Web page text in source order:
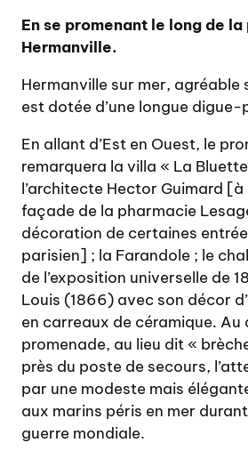
En se promenant le long de
Hermanville.
Hermanville sur mer,
est dotée d’une longue digue-
En allant d’Est en Ouest, le
remarquera la villa « La
l’architecte Hector Guimard [à
façade de la pharmacie
décoration de certaines
parisien] ; la Farandole ; le
de l’exposition universelle de
Louis (1866) avec son décor
en carreaux de céramique.
promenade, au lieu dit «
près du poste de secours,
par une modeste mais
aux marins péris en mer
guerre mondiale.